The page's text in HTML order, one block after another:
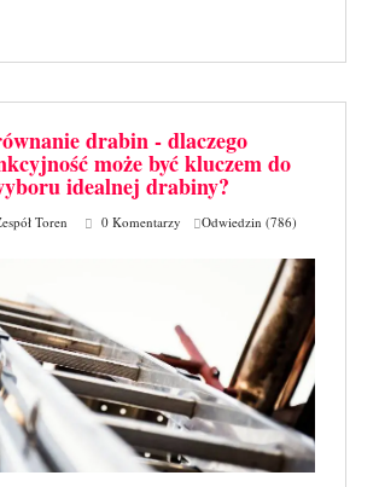
drabin - dlaczego
może być kluczem do
idealnej drabiny?
Toren 0 Komentarzy Odwiedzin (786)